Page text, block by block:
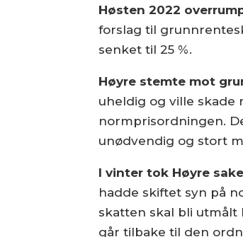
Høsten 2022
forslag til
senket til 25 %.
Høyre stemte mot
uheldig og ville
normprisordningen.
unødvendig og stort
I vinter tok Høyre
hadde skiftet syn på
skatten skal bli
går tilbake til den